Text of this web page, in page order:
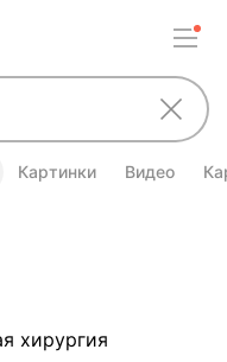
Картинки Видео
хирургия